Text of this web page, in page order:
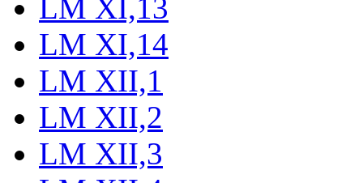
LM XI,13
LM XI,14
LM XII,1
LM XII,2
LM XII,3